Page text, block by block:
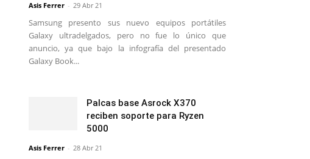
Asis Ferrer - 29 Abr 21
Samsung presento sus nuevo equipos portátiles
Galaxy ultradelgados, pero no fue lo único que
anuncio, ya que bajo la infografía del presentado
Galaxy Book...
Palcas base Asrock X370
reciben soporte para Ryzen
5000
Asis Ferrer - 28 Abr 21